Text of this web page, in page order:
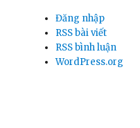
Đăng nhập
RSS bài viết
RSS bình luận
WordPress.org